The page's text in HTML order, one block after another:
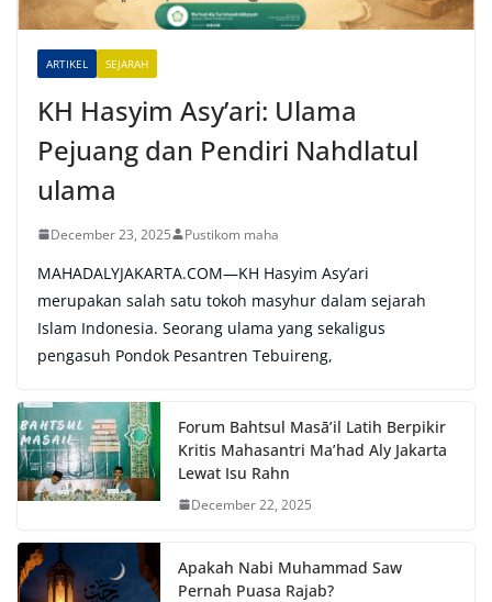
v
ARTIKEL SEJARAH
KH Hasyim Asy’ari: Ulama
Pejuang dan Pendiri Nahdlatul
ulama
December 23, 2025 Pustikom maha
MAHADALYJAKARTA.COM—KH Hasyim Asy’ari
merupakan salah satu tokoh masyhur dalam sejarah
Islam Indonesia. Seorang ulama yang sekaligus
pengasuh Pondok Pesantren Tebuireng,
Forum Bahtsul Masā’il Latih Berpikir
Kritis Mahasantri Ma’had Aly Jakarta
Lewat Isu Rahn
December 22, 2025
Apakah Nabi Muhammad Saw
Pernah Puasa Rajab?